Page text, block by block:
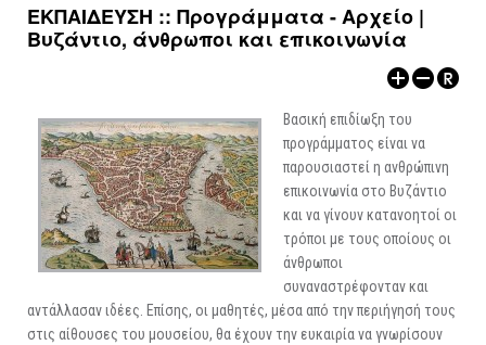
Νέα
ΕΚΔΟΣΕΙΣ
ΕΚΠΑΙΔΕΥΣΗ :: Προγράμματα - Αρχείο |
Βυζάντιο, άνθρωποι και επικοινωνία
Βασική επιδίωξη του
προγράμματος είναι να
παρουσιαστεί η ανθρώπινη
επικοινωνία στο Βυζάντιο
και να γίνουν κατανοητοί οι
τρόποι με τους οποίους οι
άνθρωποι
συναναστρέφονταν και
αντάλλασαν ιδέες. Επίσης, οι μαθητές, μέσα από την περιήγησή τους
στις αίθουσες του μουσείου, θα έχουν την ευκαιρία να γνωρίσουν